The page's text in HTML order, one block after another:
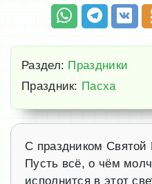
Раздел: Праздники
Праздник: Пасха
С праздником Святой
Пусть всё, о чём
исполнится в этот